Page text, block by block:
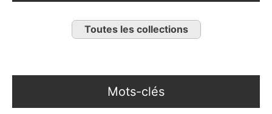
Toutes les collections
Mots-clés